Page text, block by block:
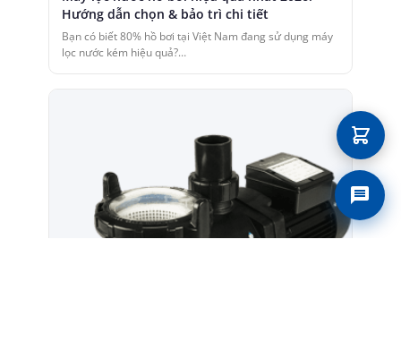
Hướng dẫn chọn & bảo trì chi tiết
Bạn có biết 80% hồ bơi tại Việt Nam đang sử dụng máy
lọc nước kém hiệu quả?…
Liên